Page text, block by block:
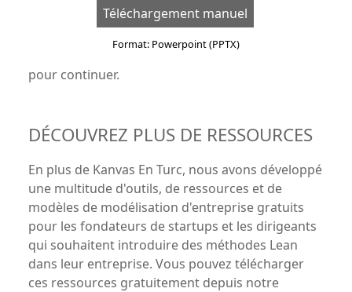
Téléchargement manuel
Format: Powerpoint (PPTX)
pour continuer.
DÉCOUVREZ PLUS DE RESSOURCES
En plus de Kanvas En Turc, nous avons développé
une multitude d'outils, de ressources et de
modèles de modélisation d'entreprise gratuits
pour les fondateurs de startups et les dirigeants
qui souhaitent introduire des méthodes Lean
dans leur entreprise. Vous pouvez télécharger
ces ressources gratuitement depuis notre